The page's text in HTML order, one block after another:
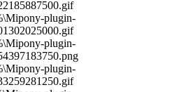
plugin-
plugin-
plugin-